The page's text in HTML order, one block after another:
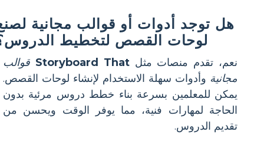
هل توجد أدوات أو قوالب مجانية
لوحات القصص لتخطيط
نعم، تقدم منصات مثلStoryboard That قوالب
مجانية وأدوات سهلة الاستخدام لإنشاء لوحات القصص.
يمكن للمعلمين بسرعة بناء خطط دروس مرئية بدون
الحاجة لمهارات فنية، مما يوفر الوقت ويحسن من
تقديم الدروس.